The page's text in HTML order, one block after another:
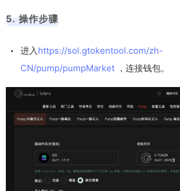
5. 操作步骤
进入https://sol.gtokentool.com/zh-
CN/pump/pumpMarket ，连接钱包。